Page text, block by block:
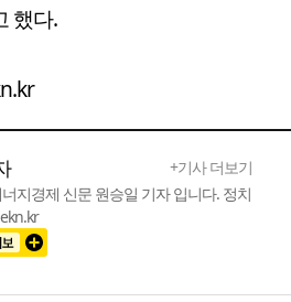
했다.
+기사 더보기
지경제 신문 원승일 기자 입니다. 정치